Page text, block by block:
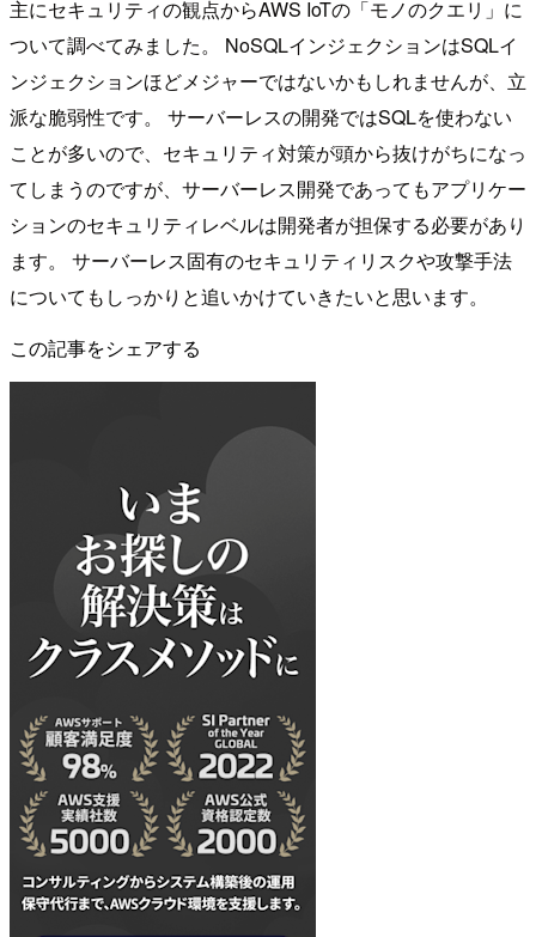
主にセキュリティの観点からAWS IoTの「モノのクエリ」に
ついて調べてみました。 NoSQLインジェクションはSQLイ
ンジェクションほどメジャーではないかもしれませんが、立
派な脆弱性です。 サーバーレスの開発ではSQLを使わない
ことが多いので、セキュリティ対策が頭から抜けがちになっ
てしまうのですが、サーバーレス開発であってもアプリケー
ションのセキュリティレベルは開発者が担保する必要があり
ます。 サーバーレス固有のセキュリティリスクや攻撃手法
についてもしっかりと追いかけていきたいと思います。
この記事をシェアする